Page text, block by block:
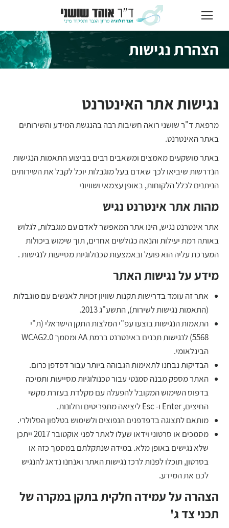
הצהרת נגישות
נגישות אתר האינטרנט
מרפאת ד"ר שושני רואה חשיבות רבה בהנגשת המידע והשירותים
באתר האינטרנט.
באתר מושקעים מאמצים ומשאבים רבים בביצוע התאמות הנגישות
הנדרשות שיביאו לכך שאדם בעל מוגבלות יוכל לקבל את השירותים
הניתנים לכלל הלקוחות, באופן עצמאי ושוויוני
מהות אתר אינטרנט נגיש
אתר אינטרנט נגיש, הינו אתר המאפשר לאדם עם מוגבלות, לגלוש
באותה רמת יעילות והנאה כגולשים אחרים, תוך שימוש ביכולות
המערכת עליה הוא פועל ובאמצעות טכנולוגיות מסייעות לנגישות .
מידע על נגישות האתר
אתר זה עומד בדרישות תקנות שוויון זכויות לאנשים עם מוגבלות
(התאמות נגישות לשירות), התשע"ג 2013.
התאמות הנגישות בוצעו עפ"י המלצות התקן הישראלי (ת"י
5568) לנגישות תכנים באינטרנט ברמת AA ומסמך WCAG2.0
הבינלאומי.
הבדיקות נבחנו לתאימות הגבוהה ביותר עבור דפדפן כרום.
האתר מספק מבנה סמנטי עבור טכנולוגיות מסייעות ותמיכה
בדפוס השימוש המקובל להפעלה עם מקלדת בעזרת מקשי
החיצים, Enter ו- Esc ליציאה מתפריטים וחלונות.
מותאם לתצוגה בדפדפנים הנפוצים ולשימוש בטלפון הסלולרי.
מסמכים או סרטוני וידאו שעלו לאתר לפני אוקטובר 2017 ייתכן
שלא נגישים באופן מלא. במידה שנתקלתם במסמך כזה או
בסרטון, תוכלו לפנות לרכז נגישות האתר ואנחנו נדאג להנגיש
לכם את המידע.
הצהרה על עמידה חלקית בתקן במקרה של
תכני צד ג'